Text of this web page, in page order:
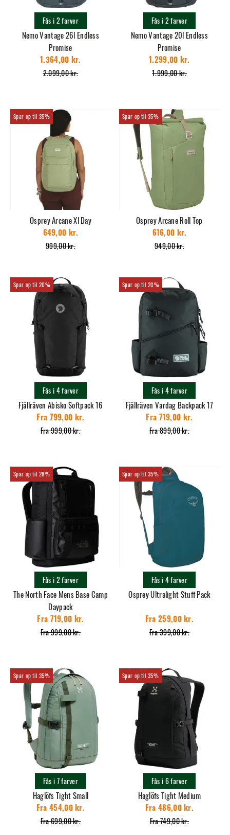
Nemo Vantage 26l Endless
Promise
2.099,00 kr.
1.364,00 kr.
Fås i 2 farver
Nemo Vantage 20l Endless
Promise
1.999,00 kr.
1.299,00 kr.
Fås i 2 farver
35%
Osprey Arcane Xl Day
999,00 kr.
649,00 kr.
35%
Osprey Arcane Roll Top
949,00 kr.
616,00 kr.
20%
Fjällräven Abisko Softpack 16
Fra 999,00 kr.
Fra 799,00 kr.
Fås i 4 farver
20%
Fjällräven Vardag Backpack 17
Fra 899,00 kr.
Fra 719,00 kr.
Fås i 4 farver
28%
The North Face Mens Base Camp
Daypack
Fra 999,00 kr.
Fra 719,00 kr.
Fås i 2 farver
35%
Osprey Ultralight Stuff Pack
Fra 399,00 kr.
Fra 259,00 kr.
Fås i 4 farver
35%
Haglöfs Tight Small
Fra 699,00 kr.
Fra 454,00 kr.
Fås i 7 farver
35%
Haglöfs Tight Medium
Fra 749,00 kr.
Fra 486,00 kr.
Fås i 6 farver